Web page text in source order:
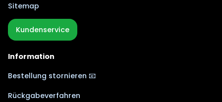
Sitemap
Kundenservice
Information
Bestellung stornieren 📧
Rückgabeverfahren